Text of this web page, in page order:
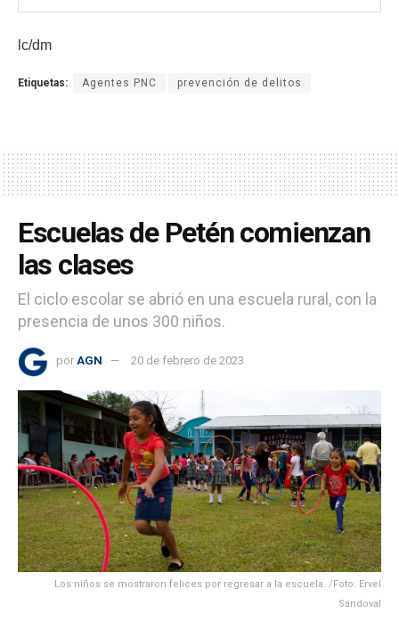
lc/dm
Etiquetas: Agentes PNC prevención de delitos
Escuelas de Petén comienzan
las clases
El ciclo escolar se abrió en una escuela rural, con la
presencia de unos 300 niños.
por AGN 20 de febrero de 2023
Los niños se mostraron felices por regresar a la escuela. /Foto: Ervel
Sandoval